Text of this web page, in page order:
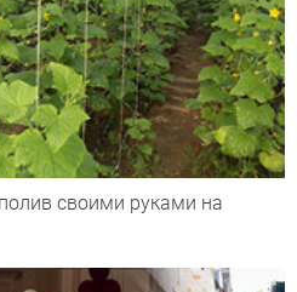
своими руками на